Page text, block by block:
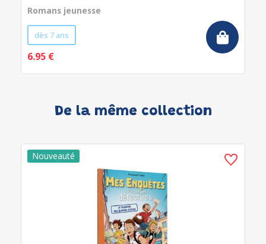
Romans jeunesse
dès 7 ans
6.95 €
De la même collection